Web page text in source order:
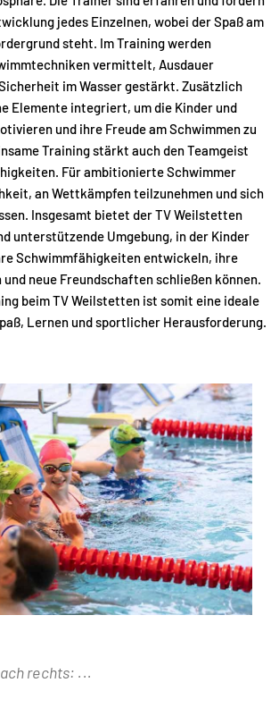
jedes Einzelnen, wobei der Spaß am
steht. Im Training werden
vermittelt, Ausdauer
im Wasser gestärkt. Zusätzlich
Elemente integriert, um die Kinder und
und ihre Freude am Schwimmen zu
Training stärkt auch den Teamgeist
Für ambitionierte Schwimmer
an Wettkämpfen teilzunehmen und sich
Insgesamt bietet der TV Weilstetten
unterstützende Umgebung, in der Kinder
Schwimmfähigkeiten entwickeln, ihre
neue Freundschaften schließen können.
beim TV Weilstetten ist somit eine ideale
Lernen und sportlicher Herausforderung.
rechts: ...